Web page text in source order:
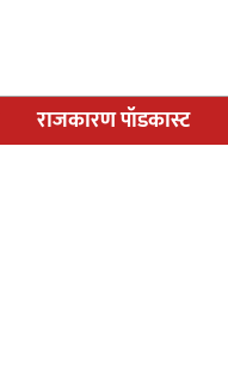
राजकारण पॉडकास्ट